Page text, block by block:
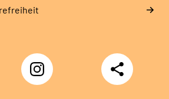
Instagram
Teilen